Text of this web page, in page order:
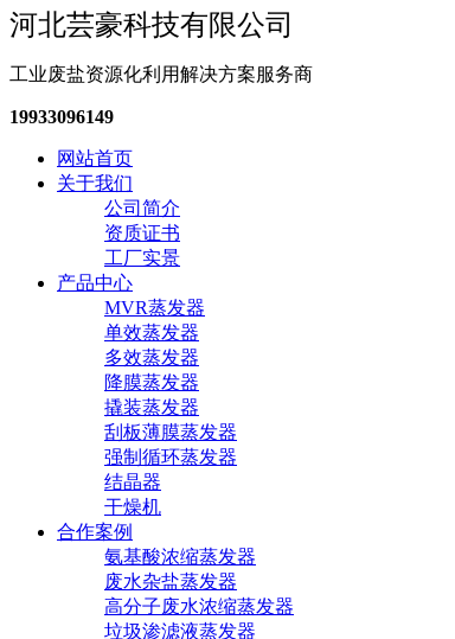
河北芸豪科技有限公司
工业废盐资源化利用解决方案服务商
19933096149
网站首页
关于我们
公司简介
资质证书
工厂实景
产品中心
MVR蒸发器
单效蒸发器
多效蒸发器
降膜蒸发器
撬装蒸发器
刮板薄膜蒸发器
强制循环蒸发器
结晶器
干燥机
合作案例
氨基酸浓缩蒸发器
废水杂盐蒸发器
高分子废水浓缩蒸发器
垃圾渗滤液蒸发器